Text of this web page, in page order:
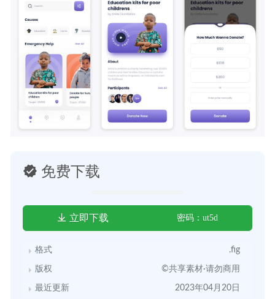
免费下载
立即下载 密码：ut5d
格式 .fig
版权 ©共享素材·请勿商用
最近更新 2023年04月20日